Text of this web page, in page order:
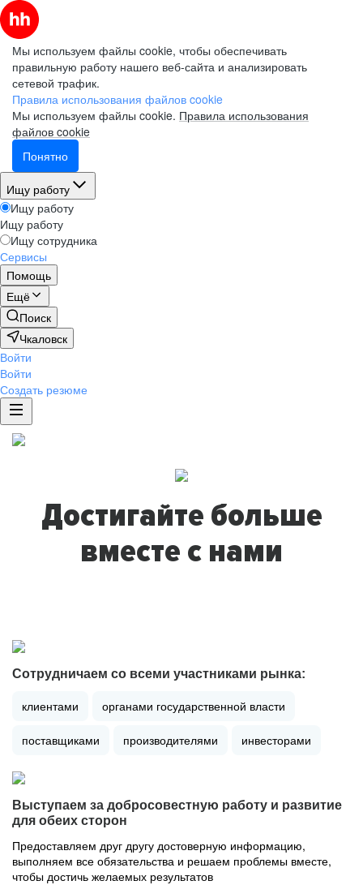
Мы используем файлы cookie, чтобы обеспечивать
правильную работу нашего веб-сайта и анализировать
сетевой трафик.
Правила использования файлов cookie
Мы используем файлы cookie. Правила использования
файлов cookie
Понятно
Ищу работу
Ищу работу
Ищу работу
Ищу сотрудника
Сервисы
Помощь
Ещё
Поиск
Чкаловск
Войти
Войти
Создать резюме
Достигайте больше
вместе с нами
Сотрудничаем со всеми участниками рынка:
клиентами органами государственной власти
поставщиками производителями инвесторами
Выступаем за добросовестную работу и развитие
для обеих сторон
Предоставляем друг другу достоверную информацию,
выполняем все обязательства и решаем проблемы вместе,
чтобы достичь желаемых результатов